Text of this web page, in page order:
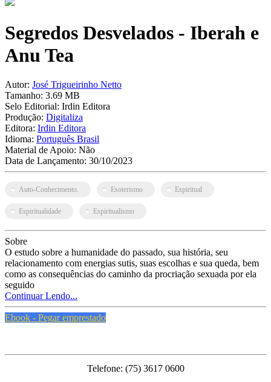
Segredos Desvelados - Iberah e
Anu Tea
Autor: José Trigueirinho Netto
Tamanho: 3.69 MB
Selo Editorial: Irdin Editora
Produção: Digitaliza
Editora: Irdin Editora
Idioma: Português Brasil
Material de Apoio: Não
Data de Lançamento: 30/10/2023
Auto-Conhecimento. Esoterismo Espiritual
Espiritualidade Espiritualismo
Sobre
O estudo sobre a humanidade do passado, sua história, seu
relacionamento com energias sutis, suas escolhas e sua queda, bem
como as consequências do caminho da procriação sexuada por ela
seguido
Continuar Lendo...
Ebook - Pegar emprestado
Telefone: (75) 3617 0600